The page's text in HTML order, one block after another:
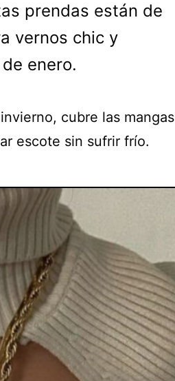
prendas están de
vernos chic y
enero.
cubre las mangas
escote sin sufrir frío.